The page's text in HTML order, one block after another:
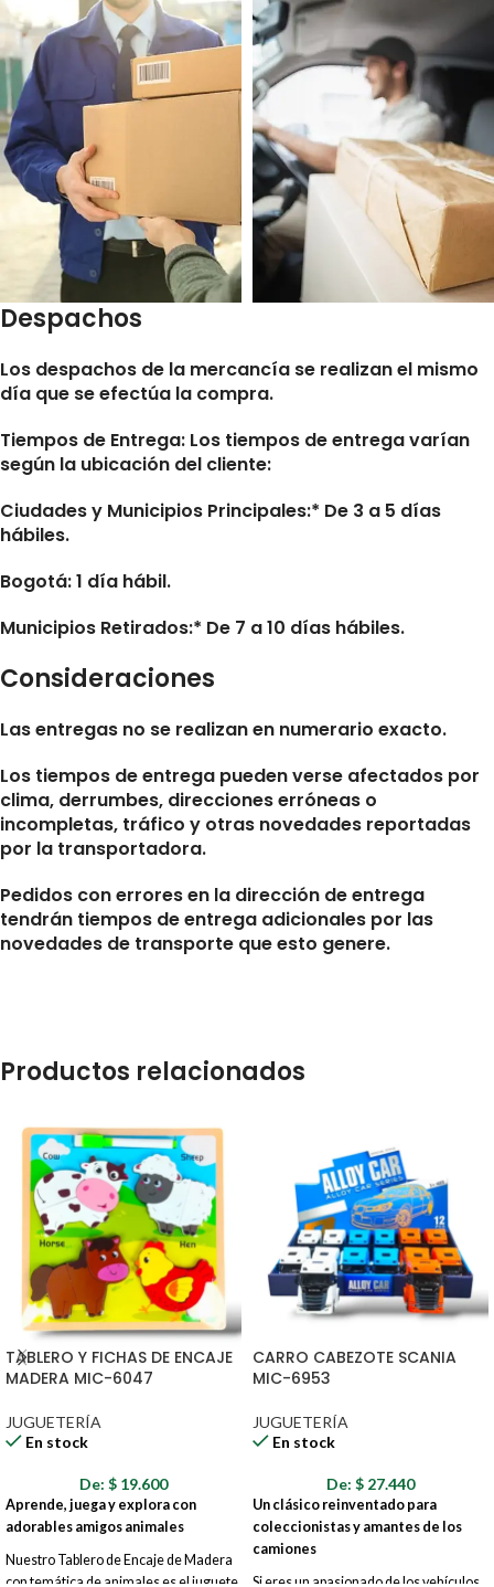
Despachos
Los despachos de la mercancía se realizan el mismo
día que se efectúa la compra.
Tiempos de Entrega: Los tiempos de entrega varían
según la ubicación del cliente:
Ciudades y Municipios Principales:* De 3 a 5 días
hábiles.
Bogotá: 1 día hábil.
Municipios Retirados:* De 7 a 10 días hábiles.
Consideraciones
Las entregas no se realizan en numerario exacto.
Los tiempos de entrega pueden verse afectados por
clima, derrumbes, direcciones erróneas o
incompletas, tráfico y otras novedades reportadas
por la transportadora.
Pedidos con errores en la dirección de entrega
tendrán tiempos de entrega adicionales por las
novedades de transporte que esto genere.
Productos relacionados
TABLERO Y FICHAS DE ENCAJE
MADERA MIC-6047
JUGUETERÍA
En stock
De: $ 19.600
Aprende, juega y explora con
adorables amigos animales
Nuestro Tablero de Encaje de Madera
con temática de animales es el juguete
CARRO CABEZOTE SCANIA
MIC-6953
JUGUETERÍA
En stock
De: $ 27.440
Un clásico reinventado para
coleccionistas y amantes de los
camiones
Si eres un apasionado de los vehículos